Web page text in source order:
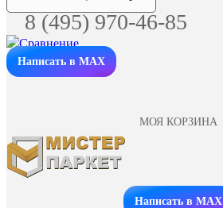
8 (495) 970-46-85
Написать в MAX
МОЯ КОРЗИНА
Заказать звонок
Написать в MAX